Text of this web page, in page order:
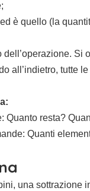
ed è quello (la
dell’operazione. Si
all’indietro, tutte
Quanto resta?
Quanti
una sottrazione